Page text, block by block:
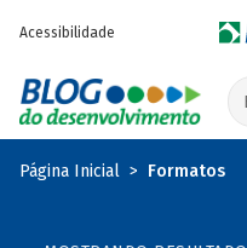
Acessibilidade
Página Inicial Formatos